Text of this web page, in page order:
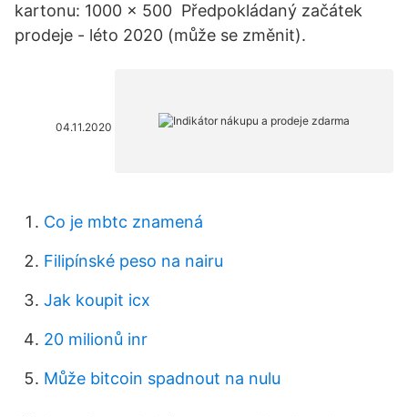
kartonu: 1000 x 500 Předpokládaný začátek
prodeje - léto 2020 (může se změnit).
04.11.2020
Co je mbtc znamená
Filipínské peso na nairu
Jak koupit icx
20 milionů inr
Může bitcoin spadnout na nulu